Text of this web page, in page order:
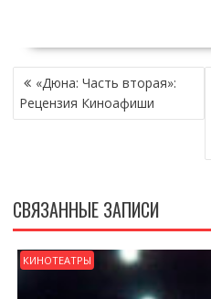
НАВИГАЦИЯ
ПО
ЗАПИСЯМ
«Дюна: Часть вторая»:
Рецензия Киноафиши
СВЯЗАННЫЕ ЗАПИСИ
КИНОТЕАТРЫ